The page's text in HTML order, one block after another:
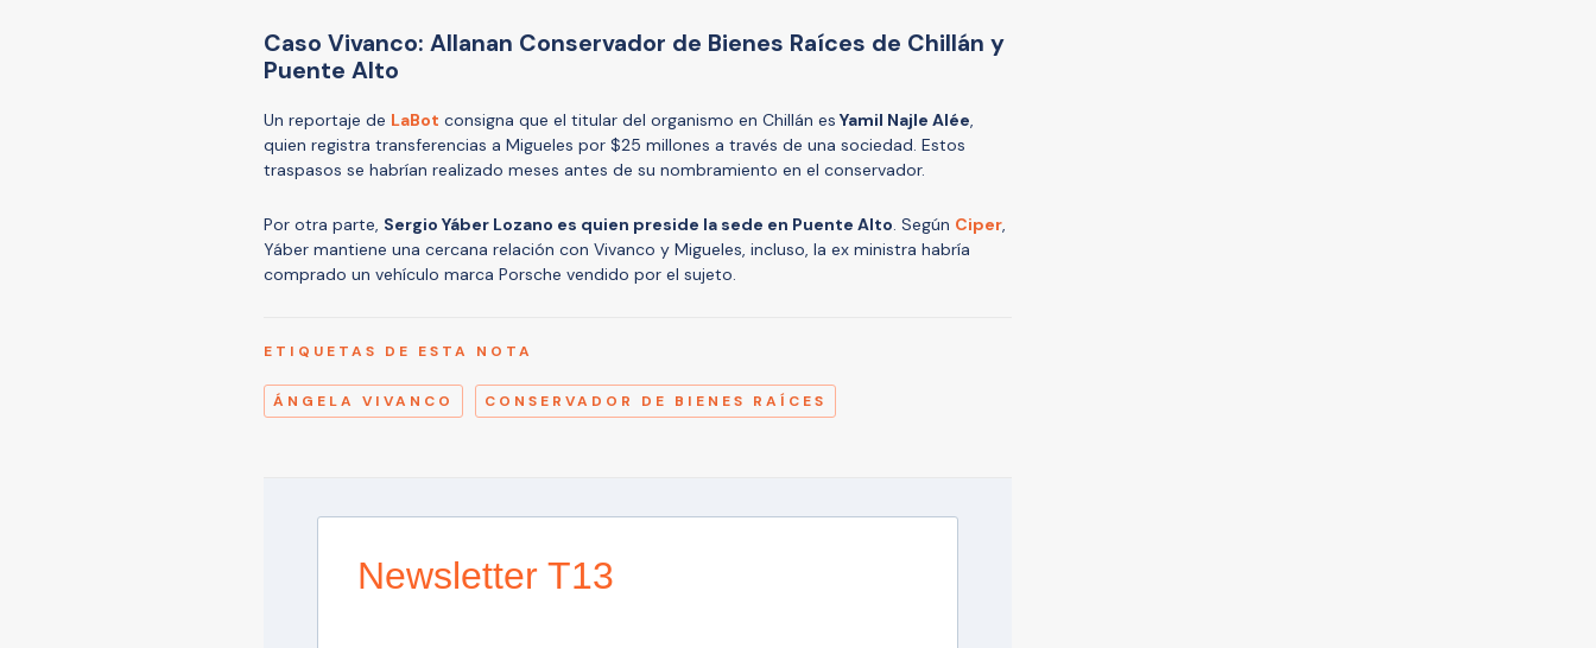
Caso Vivanco: Allanan Conservador de Bienes Raíces de Chillán y
Puente Alto
Un reportaje de LaBot consigna que el titular del organismo en Chillán es Yamil Najle Alée,
quien registra transferencias a Migueles por $25 millones a través de una sociedad. Estos
traspasos se habrían realizado meses antes de su nombramiento en el conservador.
Por otra parte, Sergio Yáber Lozano es quien preside la sede en Puente Alto. Según Ciper,
Yáber mantiene una cercana relación con Vivanco y Migueles, incluso, la ex ministra habría
comprado un vehículo marca Porsche vendido por el sujeto.
ETIQUETAS DE ESTA NOTA
ÁNGELA VIVANCO CONSERVADOR DE BIENES RAÍCES
Newsletter T13